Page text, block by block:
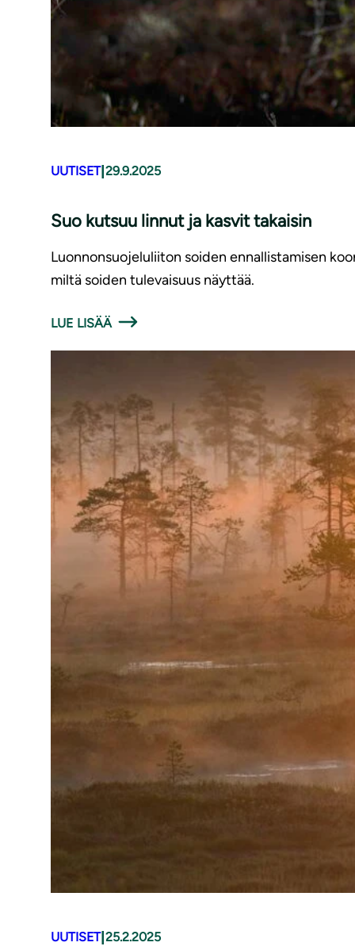
UUTISET|29.9.2025
Suo kutsuu linnut ja kasvit takaisin
Luonnonsuojeluliiton soiden ennallistamisen
miltä soiden tulevaisuus näyttää.
LUE LISÄÄ
UUTISET|25.2.2025